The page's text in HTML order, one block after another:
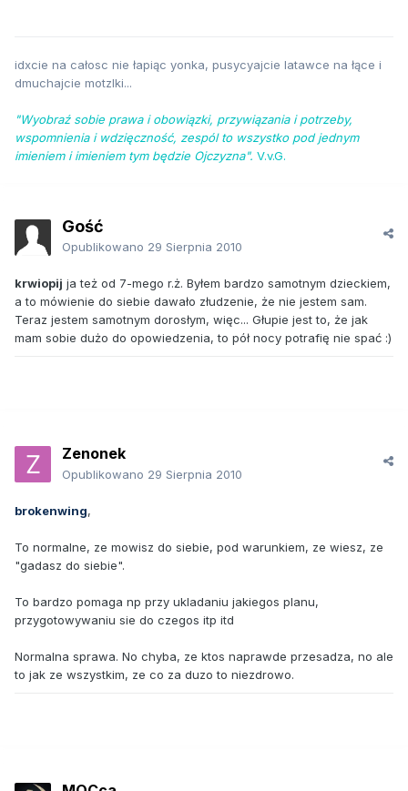
idxcie na całosc nie łapiąc yonka, pusycyajcie latawce na łące i
dmuchajcie motzlki...
"Wyobraź sobie prawa i obowiązki, przywiązania i potrzeby,
wspomnienia i wdzięczność, zespól to wszystko pod jednym
imieniem i imieniem tym będzie Ojczyzna". V.v.G.
Gość
Opublikowano 29 Sierpnia 2010
krwiopij ja też od 7-mego r.ż. Byłem bardzo samotnym dzieckiem,
a to mówienie do siebie dawało złudzenie, że nie jestem sam.
Teraz jestem samotnym dorosłym, więc... Głupie jest to, że jak
mam sobie dużo do opowiedzenia, to pół nocy potrafię nie spać :)
Zenonek
Opublikowano 29 Sierpnia 2010
brokenwing,
To normalne, ze mowisz do siebie, pod warunkiem, ze wiesz, ze
"gadasz do siebie".
To bardzo pomaga np przy ukladaniu jakiegos planu,
przygotowywaniu sie do czegos itp itd
Normalna sprawa. No chyba, ze ktos naprawde przesadza, no ale
to jak ze wszystkim, ze co za duzo to niezdrowo.